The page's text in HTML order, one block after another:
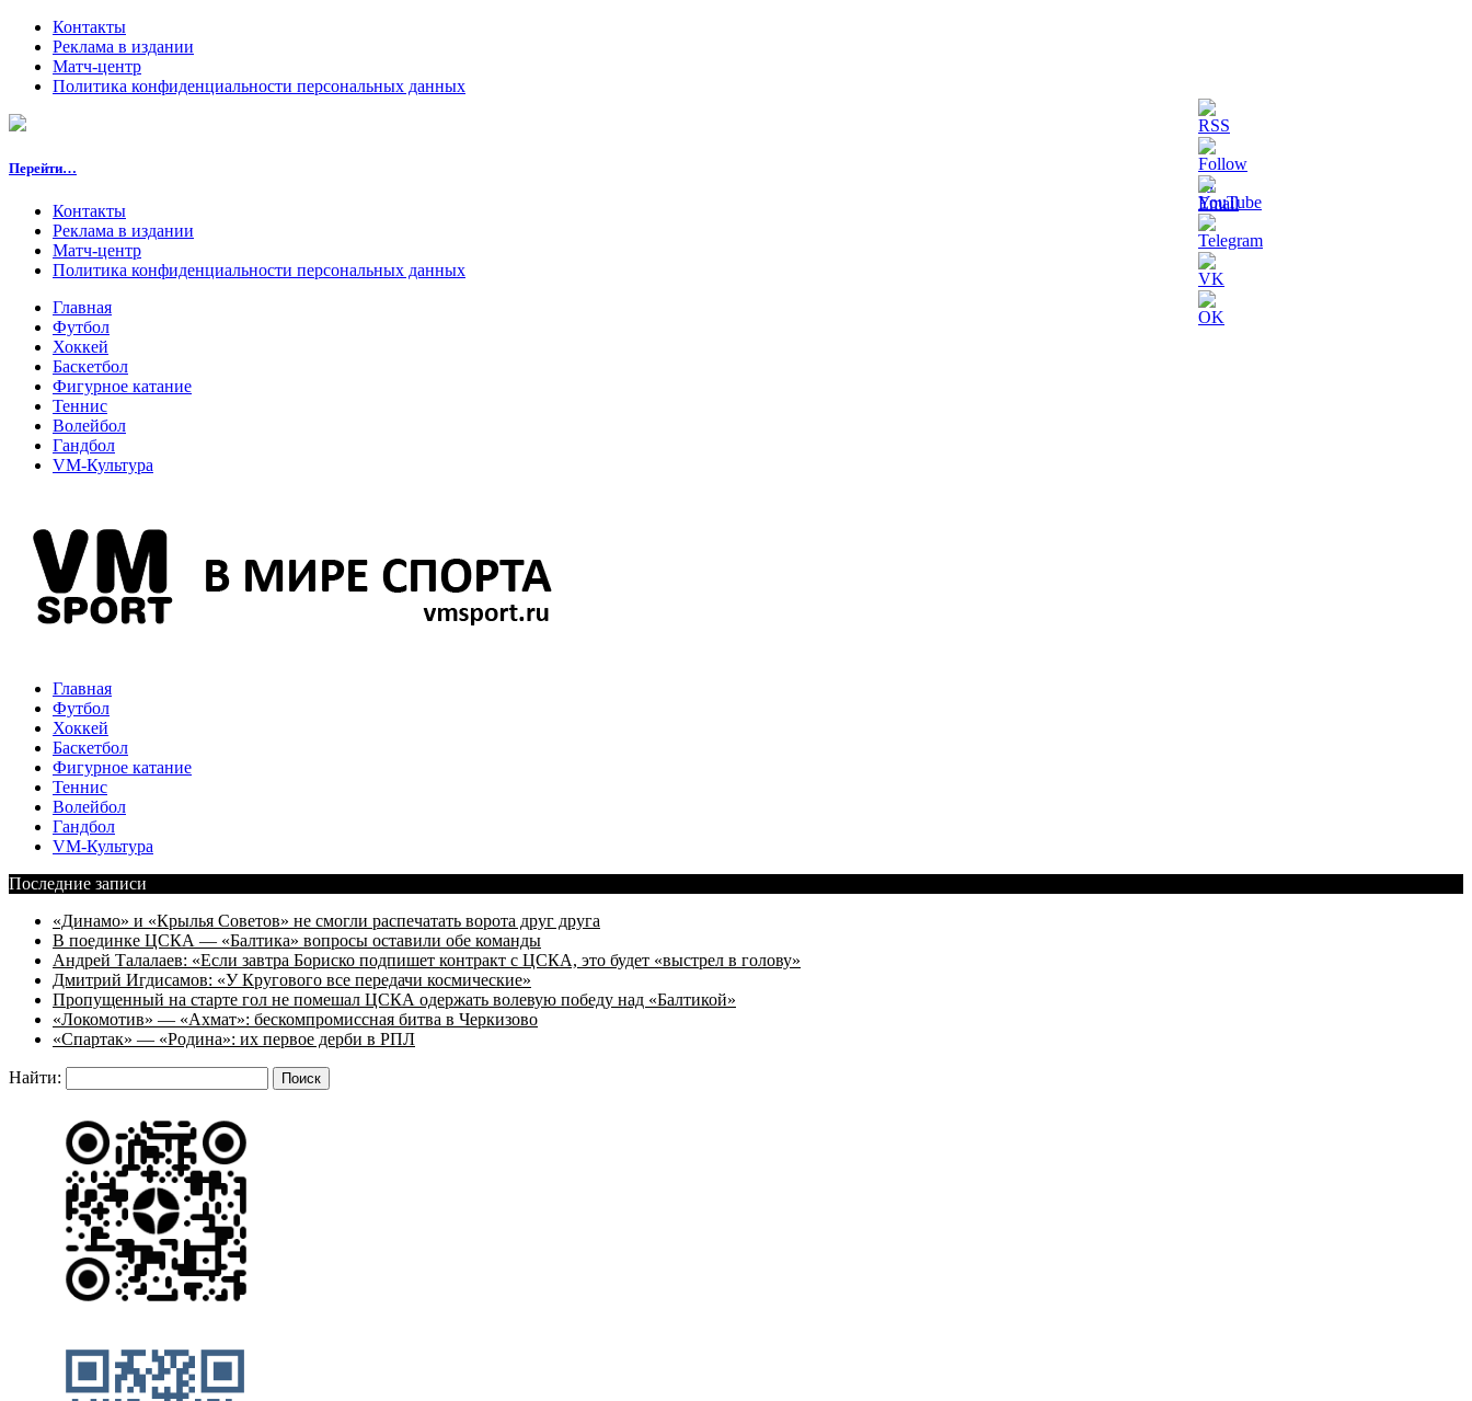
Контакты
Реклама в издании
Матч-центр
Политика конфиденциальности персональных данных
Перейти…
Контакты
Реклама в издании
Матч-центр
Политика конфиденциальности персональных данных
Главная
Футбол
Хоккей
Баскетбол
Фигурное катание
Теннис
Волейбол
Гандбол
VM-Культура
Главная
Футбол
Хоккей
Баскетбол
Фигурное катание
Теннис
Волейбол
Гандбол
VM-Культура
Последние записи
«Динамо» и «Крылья Советов» не смогли распечатать ворота друг друга
В поединке ЦСКА — «Балтика» вопросы оставили обе команды
Андрей Талалаев: «Если завтра Бориско подпишет контракт с ЦСКА, это будет «выстрел в голову»
Дмитрий Игдисамов: «У Кругового все передачи космические»
Пропущенный на старте гол не помешал ЦСКА одержать волевую победу над «Балтикой»
«Локомотив» — «Ахмат»: бескомпромиссная битва в Черкизово
«Спартак» — «Родина»: их первое дерби в РПЛ
Найти: